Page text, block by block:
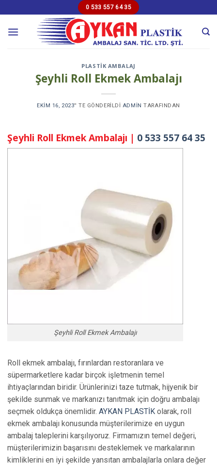
to
content
0 533 557 64 35
PLASTIK AMBALAJ
Şeyhli Roll Ekmek Ambalajı
EKIM 16, 2023’' TE GÖNDERILDI ADMIN TARAFINDAN
Şeyhli Roll Ekmek Ambalajı | 0 533 557 64 35
Şeyhli Roll Ekmek Ambalajı
Roll ekmek ambalajı, fırınlardan restoranlara ve
süpermarketlere kadar birçok işletmenin temel
ihtiyaçlarından biridir. Ürünlerinizi taze tutmak, hijyenik bir
şekilde sunmak ve markanızı tanıtmak için doğru ambalajı
seçmek oldukça önemlidir. AYKAN PLASTİK olarak, roll
ekmek ambalajı konusunda müşterilerimize en uygun
ambalaj taleplerini karşılıyoruz. Firmamızın temel değeri,
müşterilerimizin başarısını desteklemek ve markalarının
kimliklerini en iyi şekilde yansıtan ambalajlarla onlara değer